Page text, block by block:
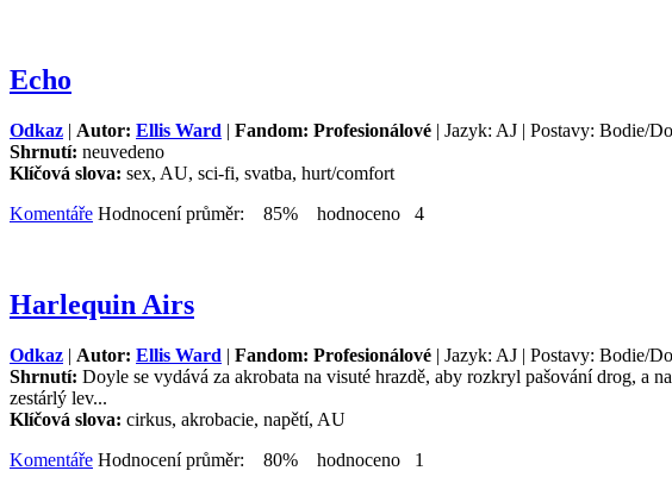
Echo
Odkaz | Autor: Ellis Ward | Fandom: Profesionálové | Jazyk: AJ | Postavy: Bodie/
Shrnutí: neuvedeno
Klíčová slova: sex, AU, sci-fi, svatba, hurt/comfort
Komentáře Hodnocení průměr: 85% hodnoceno 4
Harlequin Airs
Odkaz | Autor: Ellis Ward | Fandom: Profesionálové | Jazyk: AJ | Postavy: Bodie/
Shrnutí: Doyle se vydává za akrobata na visuté hrazdě, aby rozkryl pašování drog, a
zestárlý lev...
Klíčová slova: cirkus, akrobacie, napětí, AU
Komentáře Hodnocení průměr: 80% hodnoceno 1